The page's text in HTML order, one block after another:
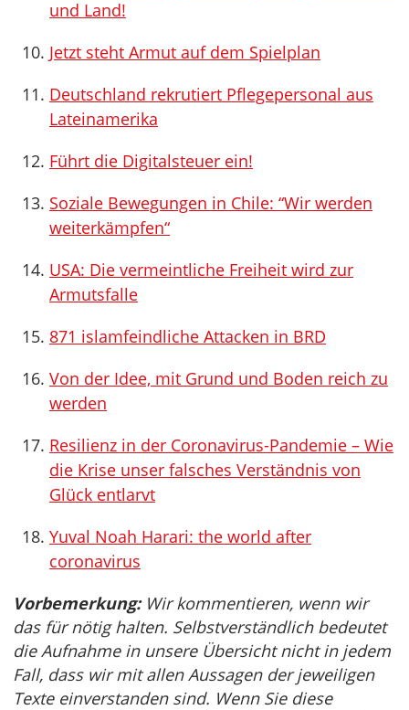
und Land!
Jetzt steht Armut auf dem Spielplan
Deutschland rekrutiert Pflegepersonal aus
Lateinamerika
Führt die Digitalsteuer ein!
Soziale Bewegungen in Chile: “Wir werden
weiterkämpfen“
USA: Die vermeintliche Freiheit wird zur
Armutsfalle
871 islamfeindliche Attacken in BRD
Von der Idee, mit Grund und Boden reich zu
werden
Resilienz in der Coronavirus-Pandemie – Wie
die Krise unser falsches Verständnis von
Glück entlarvt
Yuval Noah Harari: the world after
coronavirus
Vorbemerkung:Wir kommentieren, wenn wir
das für nötig halten. Selbstverständlich bedeutet
die Aufnahme in unsere Übersicht nicht in jedem
Fall, dass wir mit allen Aussagen der jeweiligen
Texte einverstanden sind. Wenn Sie diese